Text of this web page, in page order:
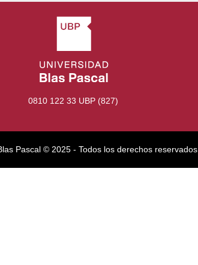
0810 122 33 UBP (827)
Pascal ©️ 2025 - Todos los derechos reservados